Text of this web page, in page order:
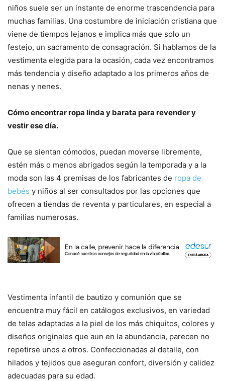
niños suele ser un instante de enorme trascendencia para
muchas familias. Una costumbre de iniciación cristiana que
viene de tiempos lejanos e implica más que solo un
festejo, un sacramento de consagración. Si hablamos de la
vestimenta elegida para la ocasión, cada vez encontramos
más tendencia y diseño adaptado a los primeros años de
nenas y nenes.
Cómo encontrar ropa linda y barata para revender y
vestir ese día.
Que se sientan cómodos, puedan moverse libremente,
estén más o menos abrigados según la temporada y a la
moda son las 4 premisas de los fabricantes de ropa de
bebés y niños al ser consultados por las opciones que
ofrecen a tiendas de reventa y particulares, en especial a
familias numerosas.
Vestimenta infantil de bautizo y comunión que se
encuentra muy fácil en catálogos exclusivos, en variedad
de telas adaptadas a la piel de los más chiquitos, colores y
diseños originales que aun en la abundancia, parecen no
repetirse unos a otros. Confeccionadas al detalle, con
hilados y tejidos que aseguran confort, diversión y calidez
adecuadas para su edad.